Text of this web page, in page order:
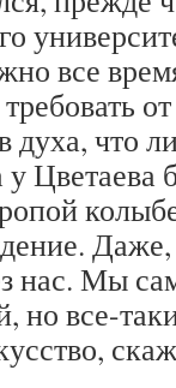
все
духа, что
Цветаева
Даже,
нас. Мы
но все-